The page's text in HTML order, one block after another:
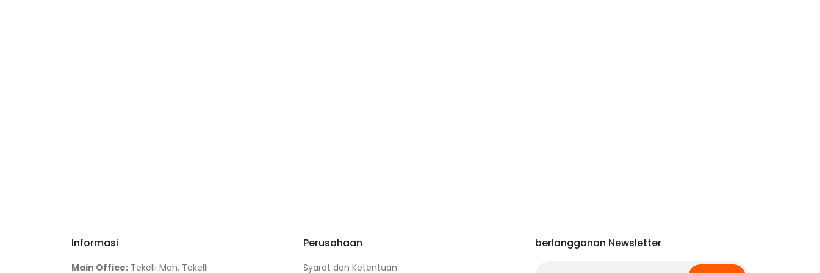
Informasi
Main Office: Tekelli Mah. Tekelli
Perusahaan
Syarat dan Ketentuan
berlangganan Newsletter